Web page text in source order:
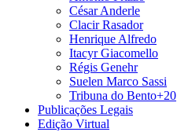
César Anderle
Clacir Rasador
Henrique Alfredo
Itacyr Giacomello
Régis Genehr
Suelen Marco Sassi
Tribuna do Bento+20
Publicações Legais
Edição Virtual